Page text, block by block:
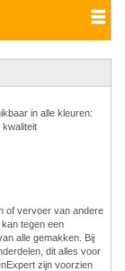
in alle kleuren:
of vervoer van andere
tegen een
alle gemakken. Bij
dit alles voor
zijn voorzien